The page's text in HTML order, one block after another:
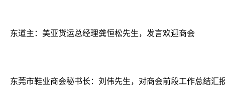
东道主：美亚货运总经理龚恒松先生，发言欢迎商会
东莞市鞋业商会秘书长：刘伟先生，对商会前段工作总结汇